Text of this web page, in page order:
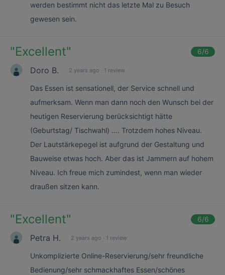
werden bestimmt nicht das letzte Mal zu Besuch
gewesen sein.
"Excellent" 6/6
Doro B. 2 years ago · 1 review
Das Essen ist sensationell, der Service schnell und
aufmerksam. Wenn man dann noch den Wunsch bei der
heutigen Reservierung berücksichtigt hätte
(Geburtstag/ Tischwahl) …. Trotzdem hohes Niveau.
Der Lautstärkepegel ist aufgrund der Gestaltung und
Bauweise etwas hoch. Aber das ist Jammern auf hohem
Niveau. Ich freue mich zumindest, wenn man wieder
draußen sitzen kann.
"Excellent" 6/6
Petra H. 2 years ago · 1 review
Unkomplizierte Online-Reservierung/sehr freundliche
Bedienung/sehr schmackhaftes Essen/schönes